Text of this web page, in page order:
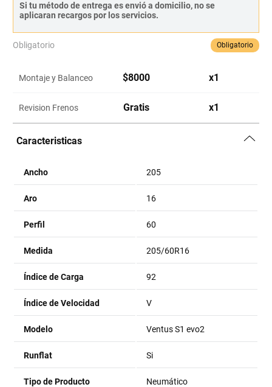
Si tu método de entrega es envió a domicilio, no se
aplicaran recargos por los servicios.
Obligatorio Obligatorio
Montaje y Balanceo $8000 x1
Revision Frenos Gratis x1
Caracteristicas
Ancho 205
Aro 16
Perfil 60
Medida 205/60R16
Índice de Carga 92
Índice de Velocidad V
Modelo Ventus S1 evo2
Runflat Si
Tipo de Producto Neumático